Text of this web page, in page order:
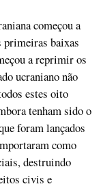
começou a
primeiras baixas
a reprimir os
ucraniano não
estes oito
tenham sido o
foram lançados
como
destruindo
civis e